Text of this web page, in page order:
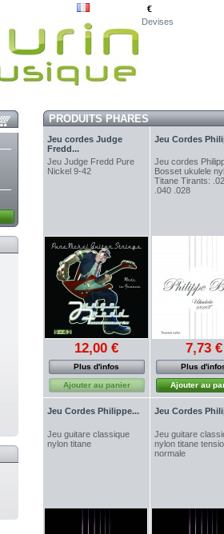
€
Devises
PRODUITS PHARES
Jeu cordes Judge
Fredd...
Jeu Judge Fredd Pure
Nickel 9-42
12,00 €
Plus d'infos
Ajouter au panier
Jeu Cordes
Jeu cordes
Bosset ukulele
Titane Tirants:
.040 .028
7,73 €
Plus
Ajouter au
Jeu Cordes Philippe...
Jeu guitare classique
nylon titane
Jeu Cordes
Jeu guitare
nylon titane
normale